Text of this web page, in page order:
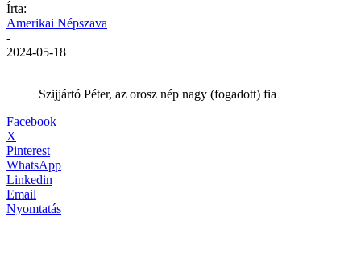
Írta:
Amerikai Népszava
-
2024-05-18
Szijjártó Péter, az orosz nép nagy (fogadott) fia
Facebook
X
Pinterest
WhatsApp
Linkedin
Email
Nyomtatás